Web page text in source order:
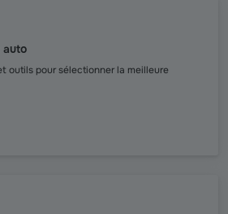
auto
outils pour sélectionner la meilleure